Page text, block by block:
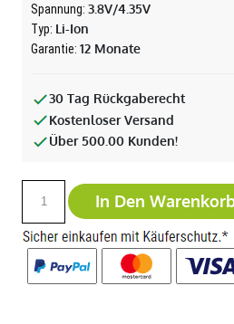
Spannung: 3.8V/4.35V
Typ: Li-Ion
Garantie: 12 Monate
30 Tag Rückgaberecht
Kostenloser Versand
Über 500.00 Kunden!
In Den